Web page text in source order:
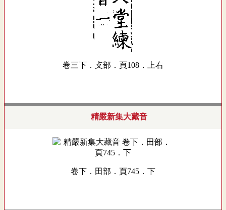
卷三下．攴部．頁108．上右
精嚴新集大藏音
卷下．田部．頁745．下